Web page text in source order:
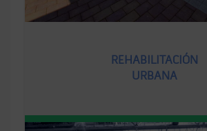
REHABILITACIÓN
URBANA